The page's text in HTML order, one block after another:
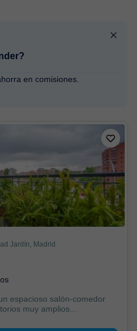
en comisiones.
Jardín, Madrid
espacioso salón-comedor
muy amplios...